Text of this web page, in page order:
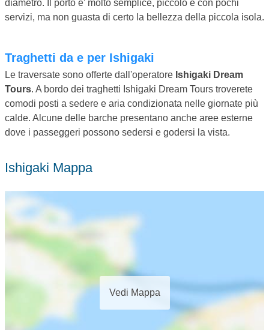
diametro. Il porto e' molto semplice, piccolo e con pochi
servizi, ma non guasta di certo la bellezza della piccola isola.
Traghetti da e per Ishigaki
Le traversate sono offerte dall'operatore Ishigaki Dream
Tours. A bordo dei traghetti Ishigaki Dream Tours troverete
comodi posti a sedere e aria condizionata nelle giornate più
calde. Alcune delle barche presentano anche aree esterne
dove i passeggeri possono sedersi e godersi la vista.
Ishigaki Mappa
Vedi Mappa